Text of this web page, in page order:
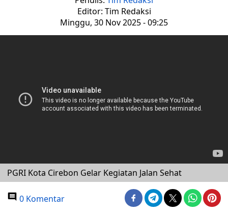
Editor: Tim Redaksi
Minggu, 30 Nov 2025 - 09:25
PGRI Kota Cirebon Gelar Kegiatan Jalan Sehat
0 Komentar